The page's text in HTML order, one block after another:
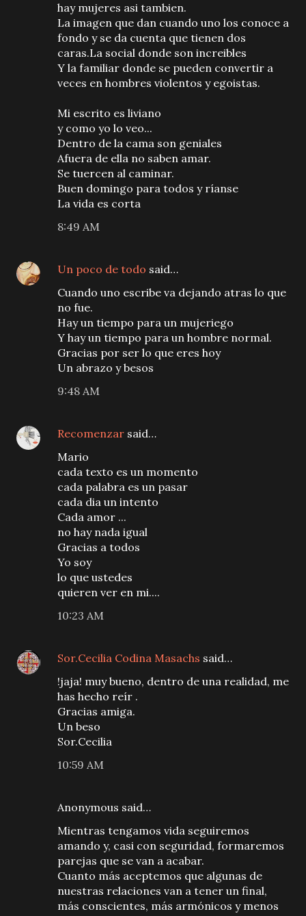
hay mujeres asi tambien.
La imagen que dan cuando uno los conoce a
fondo y se da cuenta que tienen dos
caras.La social donde son increibles
Y la familiar donde se pueden convertir a
veces en hombres violentos y egoistas.
Mi escrito es liviano
y como yo lo veo...
Dentro de la cama son geniales
Afuera de ella no saben amar.
Se tuercen al caminar.
Buen domingo para todos y ríanse
La vida es corta
8:49 AM
Un poco de todo said…
Cuando uno escribe va dejando atras lo que
no fue.
Hay un tiempo para un mujeriego
Y hay un tiempo para un hombre normal.
Gracias por ser lo que eres hoy
Un abrazo y besos
9:48 AM
Recomenzar said…
Mario
cada texto es un momento
cada palabra es un pasar
cada dia un intento
Cada amor ...
no hay nada igual
Gracias a todos
Yo soy
lo que ustedes
quieren ver en mi....
10:23 AM
Sor.Cecilia Codina Masachs said…
!jaja! muy bueno, dentro de una realidad, me
has hecho reír .
Gracias amiga.
Un beso
Sor.Cecilia
10:59 AM
Anonymous said…
Mientras tengamos vida seguiremos
amando y, casi con seguridad, formaremos
parejas que se van a acabar.
Cuanto más aceptemos que algunas de
nuestras relaciones van a tener un final,
más conscientes, más armónicos y menos